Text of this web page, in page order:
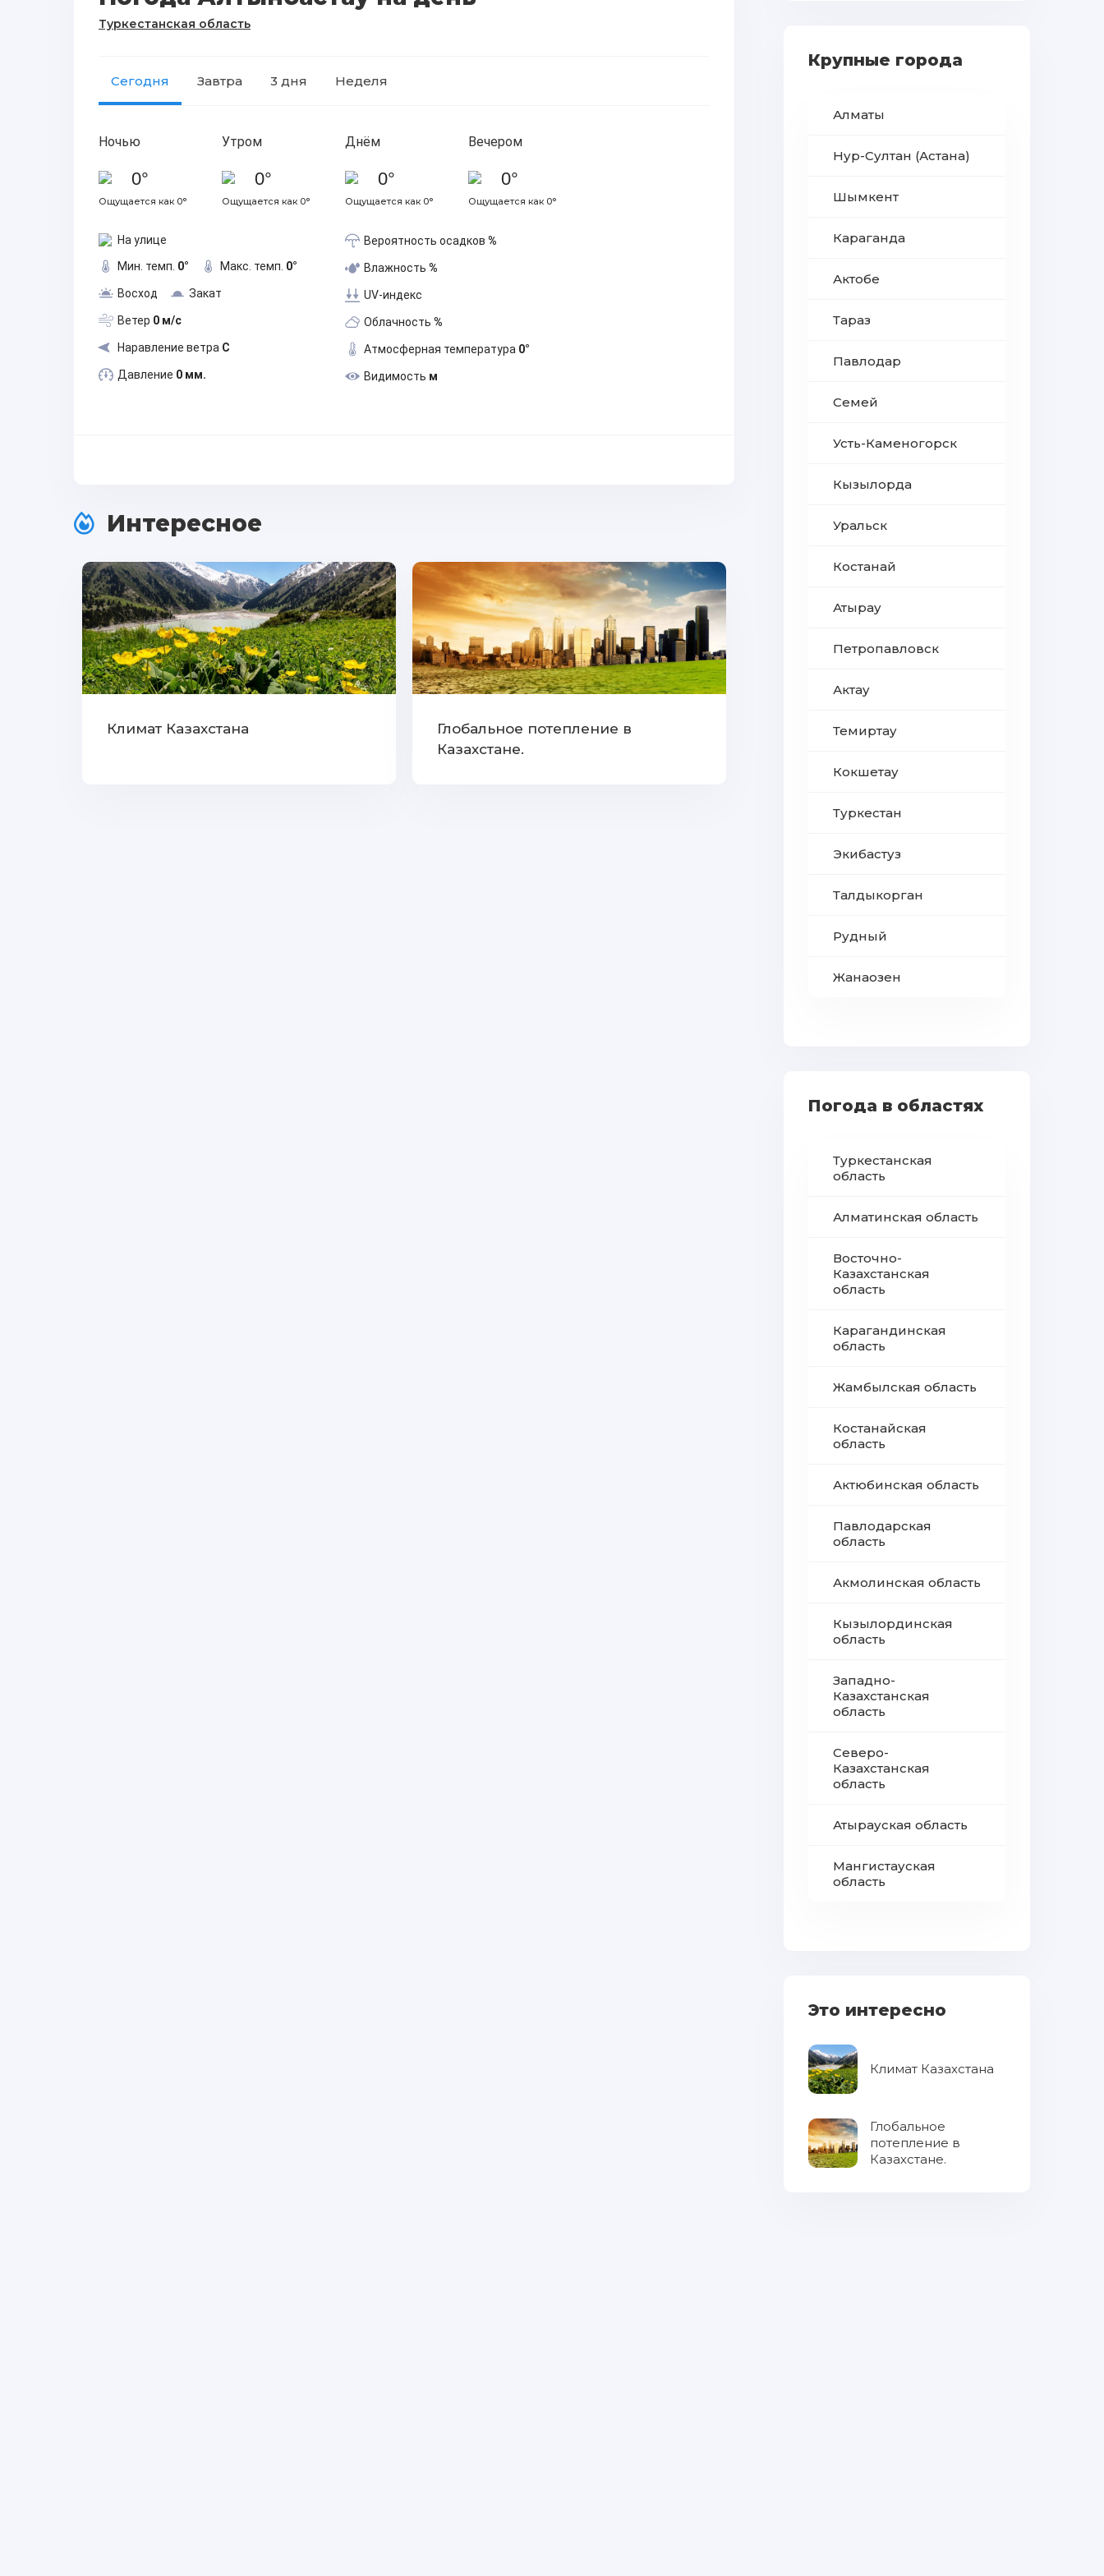
Туркестанская область
Сегодня Завтра 3 дня Неделя
Ночью
0°
Ощущается как 0°
Утром
0°
Ощущается как 0°
Днём
0°
Ощущается как 0°
Вечером
0°
Ощущается как 0°
На улице
Мин. темп. 0° Макс. темп. 0°
Восход Закат
Ветер 0 м/с
Наравление ветра С
Давление 0 мм.
Вероятность осадков %
Влажность %
UV-индекс
Облачность %
Атмосферная температура 0°
Видимость м
Интересное
Климат Казахстана
Глобальное потепление в
Казахстане.
Крупные города
Алматы
Нур-Султан (Астана)
Шымкент
Караганда
Актобе
Тараз
Павлодар
Семей
Усть-Каменогорск
Кызылорда
Уральск
Костанай
Атырау
Петропавловск
Актау
Темиртау
Кокшетау
Туркестан
Экибастуз
Талдыкорган
Рудный
Жанаозен
Погода в областях
Туркестанская
область
Алматинская область
Восточно-
Казахстанская
область
Карагандинская
область
Жамбылская область
Костанайская
область
Актюбинская область
Павлодарская
область
Акмолинская область
Кызылординская
область
Западно-
Казахстанская
область
Северо-
Казахстанская
область
Атырауская область
Мангистауская
область
Это интересно
Климат Казахстана
Глобальное
потепление в
Казахстане.